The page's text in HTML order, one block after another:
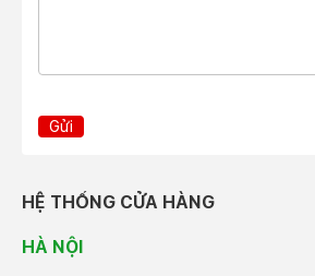
Gửi
HỆ THỐNG CỬA HÀNG
HÀ NỘI